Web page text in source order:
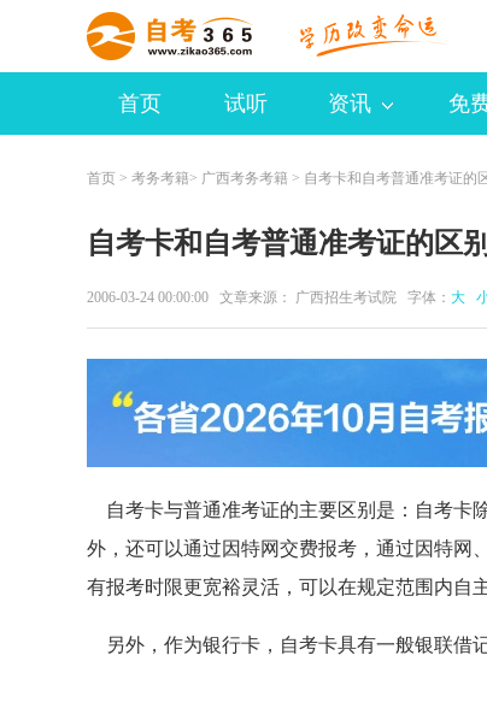
首页 试听 资讯 免
首页 > 考务考籍> 广西考务考籍 > 自考卡和自考普通准考证的
自考卡和自考普通准考证的区别
2006-03-24 00:00:00 文章来源： 广西招生考试院 字体： 大
自考卡与普通准考证的主要区别是：自考卡
外，还可以通过因特网交费报考，通过因特网
有报考时限更宽裕灵活，可以在规定范围内自
另外，作为银行卡，自考卡具有一般银联借